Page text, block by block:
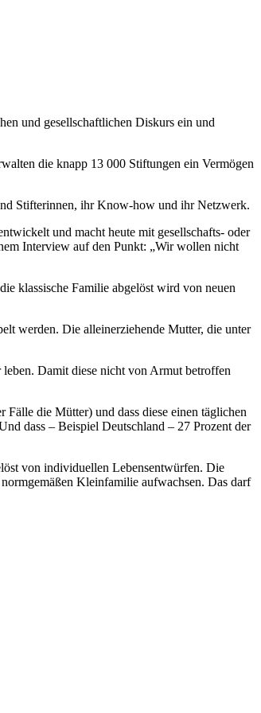
und gesellschaftlichen Diskurs ein und
die knapp 13 000 Stiftungen ein Vermögen
Stifterinnen, ihr Know-how und ihr Netzwerk.
und macht heute mit gesellschafts- oder
Interview auf den Punkt: „Wir wollen nicht
klassische Familie abgelöst wird von neuen
werden. Die alleinerziehende Mutter, die unter
Damit diese nicht von Armut betroffen
die Mütter) und dass diese einen täglichen
dass – Beispiel Deutschland – 27 Prozent der
von individuellen Lebensentwürfen. Die
Kleinfamilie aufwachsen. Das darf